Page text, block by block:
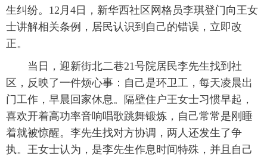
太原日报 太原晚报 热评 社区
生纠纷。12月4日，新华西社区网格员李琪登门向王女
士讲解相关条例，居民认识到自己的错误，立即改
正。
当日，迎新街北二巷21号院居民李先生找到社
区，反映了一件烦心事：自己是环卫工，每天凌晨出
门工作，早晨回家休息。隔壁住户王女士习惯早起，
喜欢开着高功率音响唱歌跳舞锻炼，自己常常是刚睡
着就被惊醒。李先生找对方协调，两人还发生了争
执。王女士认为，是李先生作息时间特殊，并且自己